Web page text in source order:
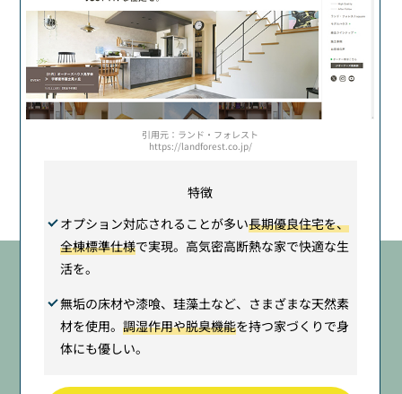
引用元：ランド・フォレスト
https://landforest.co.jp/
特徴
オプション対応されることが多い長期優良住宅を、
全棟標準仕様で実現。高気密高断熱な家で快適な生
活を。
無垢の床材や漆喰、珪藻土など、さまざまな天然素
材を使用。 調湿作用や脱臭機能を持つ家づくりで身
体にも優しい。